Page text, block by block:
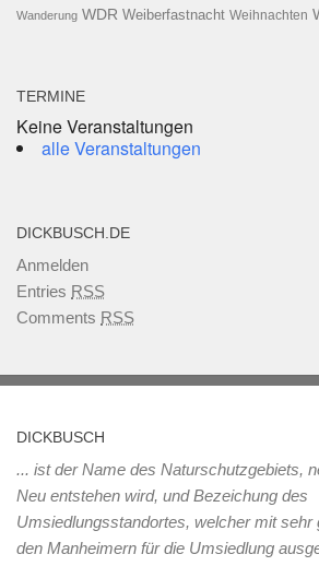
Wanderung WDR Weiberfastnacht Weihnachten
TERMINE
Keine Veranstaltungen
alle Veranstaltungen
DICKBUSCH.DE
Anmelden
Entries RSS
Comments RSS
DICKBUSCH
... ist der Name des Naturschutzgebiets,
Neu entstehen wird, und Bezeichung des
Umsiedlungsstandortes, welcher mit sehr
den Manheimern für die Umsiedlung